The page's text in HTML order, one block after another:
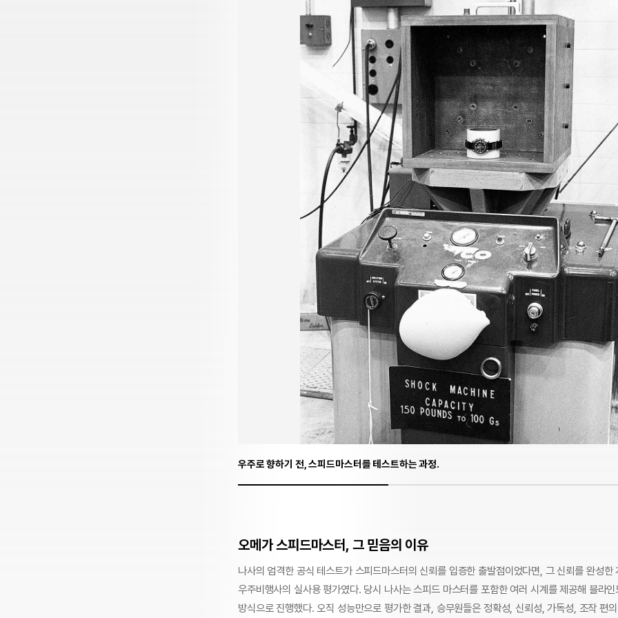
우주로 향하기 전, 스피드마스터를 테스트하는 과정.
오메가 스피드마스터, 그 믿음의 이유
나사의 엄격한 공식 테스트가 스피드마스터의 신뢰를 입증한 출발점이었다면, 그 신뢰를 완성한
우주비행사의 실사용 평가였다. 당시 나사는 스피드 마스터를 포함한 여러 시계를 제공해 블라
방식으로 진행했다. 오직 성능만으로 평가한 결과, 승무원들은 정확성, 신뢰성, 가독성, 조작 편